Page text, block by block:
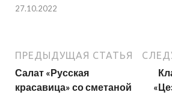
27.10.2022
ПРЕДЫДУЩАЯ СТАТЬЯ
Салат «Русская
красавица» со сметаной